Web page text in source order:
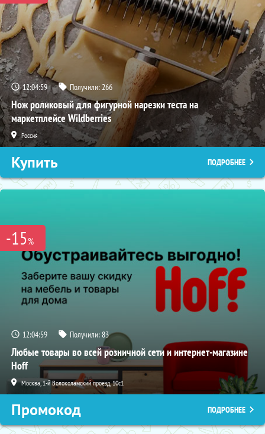
12:04:58 Получили:266
Нож роликовый для фигурной нарезки теста на
маркетплейсе Wildberries
Россия
Купить ПОДРОБНЕЕ
-15%
12:04:58 Получили:83
Любые товары во всей розничной сети и интернет-магазине
Hoff
Москва, 1-й Волоколамский проезд, 10с1
Промокод ПОДРОБНЕЕ